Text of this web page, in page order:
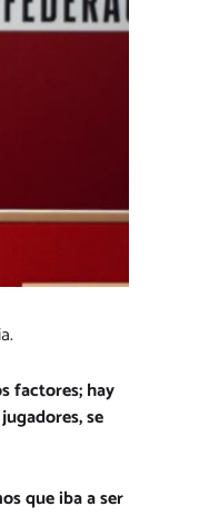
factores; hay
se
que iba a ser